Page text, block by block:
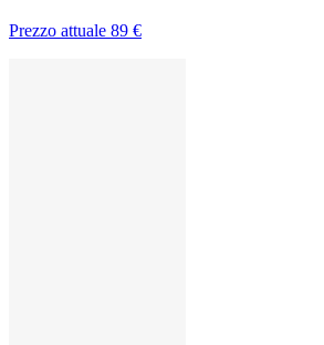
Prezzo attuale 89 €